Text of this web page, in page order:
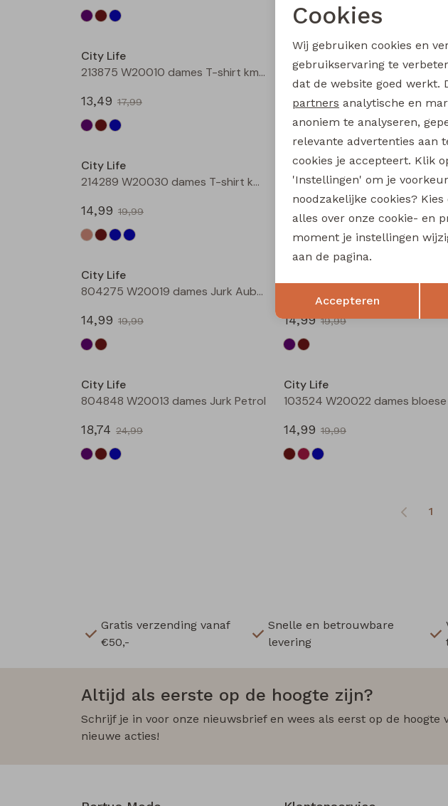
City Life
213875 W20010 dames T-shirt km Bruin
13,49 17,99
City Life
13,49 17,99
City Life
214289 W20030 dames T-shirt km Marine
14,99 19,99
City Life
City Life
804275 W20019 dames Jurk Aubergine
14,99 19,99
14,99 19,99
City Life
804848 W20013 dames Jurk Petrol
18,74 24,99
City Life
14,99 19,99
1
Gratis verzending vanaf
€50,-
Snelle en betrouwbare
levering
Altijd als eerste op de hoogte zijn?
Schrijf je in voor onze nieuwsbrief en wees als eerst op de hoogte
nieuwe acties!
Noodzakelijke cookies
Analytische cookies
Terug
Cookies
Wij gebruiken cookies en
gebruikservaring te
dat de website goed werkt.
partners analytische en
anoniem te analyseren,
relevante advertenties aan
cookies je accepteert. Klik
'Instellingen' om je
noodzakelijke cookies?
alles over onze cookie- en
moment je instellingen
aan de pagina.
Accepteren